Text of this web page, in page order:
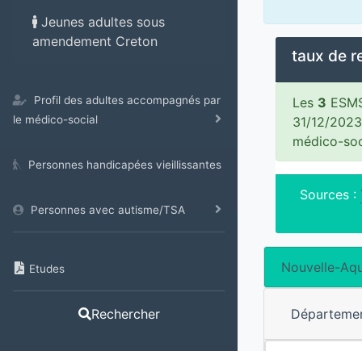
Jeunes adultes sous
amendement Creton
Profil des adultes accompagnés par
le médico-social
Personnes handicapées vieillissantes
Personnes avec autisme/TSA
Etudes
Rechercher
taux de
Les 3
31/12/
médico-
Sources :
Nouvelle-